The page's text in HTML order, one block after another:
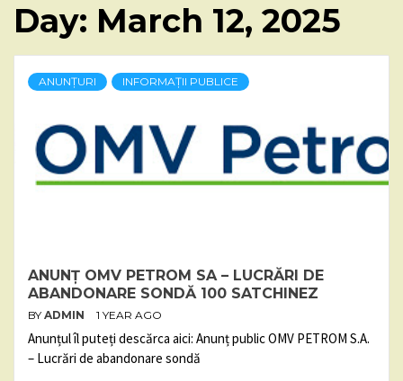
Day: March 12, 2025
ANUNȚURI INFORMAȚII PUBLICE
ANUNȚ OMV PETROM SA – LUCRĂRI DE
ABANDONARE SONDĂ 100 SATCHINEZ
BY ADMIN 1 YEAR AGO
Anunțul îl puteți descărca aici: Anunț public OMV PETROM S.A.
– Lucrări de abandonare sondă